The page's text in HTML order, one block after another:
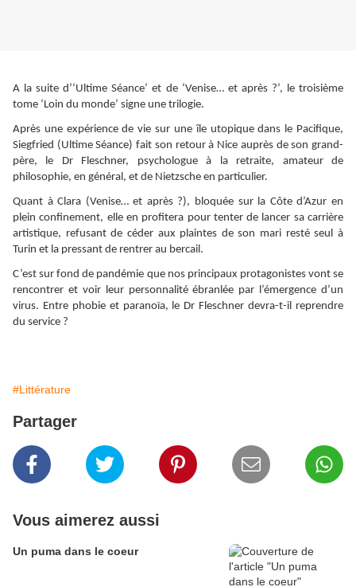
A la suite d’‘Ultime Séance’ et de ‘Venise… et après ?’, le troisième
tome ‘Loin du monde’ signe une trilogie.
Après une expérience de vie sur une île utopique dans le Pacifique,
Siegfried (Ultime Séance) fait son retour à Nice auprès de son grand-
père, le Dr Fleschner, psychologue à la retraite, amateur de
philosophie, en général, et de Nietzsche en particulier.
Quant à Clara (Venise… et après ?), bloquée sur la Côte d’Azur en
plein confinement, elle en profitera pour tenter de lancer sa carrière
artistique, refusant de céder aux plaintes de son mari resté seul à
Turin et la pressant de rentrer au bercail.
C’est sur fond de pandémie que nos principaux protagonistes vont se
rencontrer et voir leur personnalité ébranlée par l’émergence d’un
virus. Entre phobie et paranoïa, le Dr Fleschner devra-t-il reprendre
du service ?
#Littérature
Partager
Vous aimerez aussi
Un puma dans le coeur